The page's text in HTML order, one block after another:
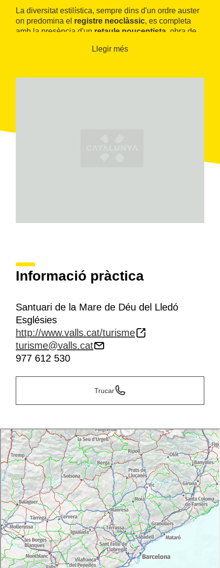
La diversitat estilística, sempre dins d'un ordre auster
on predomina el registre neoclàssic, es completa
amb la presència d'un retaule noucentista , obra de
escultures de la mateixa època.
funciona com a temple religiós.
Llegir més
Informació pràctica
Santuari de la Mare de Déu del Lledó
Esglésies
http://www.valls.cat/turisme
turisme@valls.cat
977 612 530
Trucar